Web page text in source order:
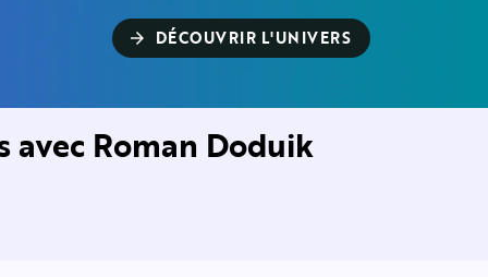
arrow_forward DÉCOUVRIR L'UNIVERS
avec Roman Doduik